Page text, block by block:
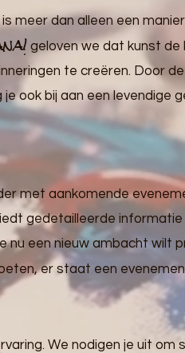
meer dan alleen een
geloven we dat kunst
te creëren. Door
ook bij aan een levendige
met aankomende
gedetailleerde
nu een nieuw ambacht wilt
er staat een
We nodigen je uit om